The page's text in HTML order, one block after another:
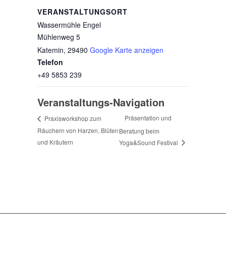
VERANSTALTUNGSORT
Wassermühle Engel
Mühlenweg 5
Katemin, 29490 Google Karte anzeigen
Telefon
+49 5853 239
Veranstaltungs-Navigation
Praxisworkshop zum
Räuchern von Harzen, Blüten
und Kräutern
Präsentation und
Beratung beim
Yoga&Sound Festival